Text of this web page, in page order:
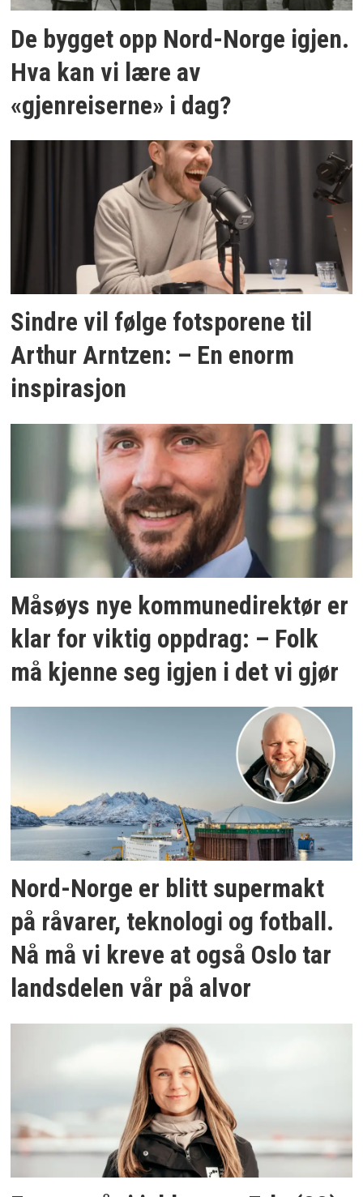
De bygget opp Nord-Norge igjen.
Hva kan vi lære av
«gjenreiserne» i dag?
Sindre vil følge fotsporene til
Arthur Arntzen: – En enorm
inspirasjon
Måsøys nye kommunedirektør er
klar for viktig oppdrag: – Folk
må kjenne seg igjen i det vi gjør
Nord-Norge er blitt supermakt
på råvarer, teknologi og fotball.
Nå må vi kreve at også Oslo tar
landsdelen vår på alvor